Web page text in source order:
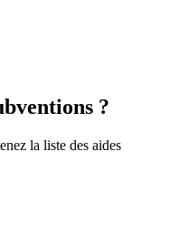
?
la liste des aides